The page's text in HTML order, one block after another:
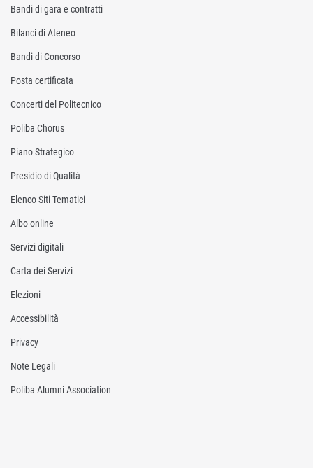
Bandi di gara e contratti
Bilanci di Ateneo
Bandi di Concorso
Posta certificata
Concerti del Politecnico
Poliba Chorus
Piano Strategico
Presidio di Qualità
Elenco Siti Tematici
Albo online
Servizi digitali
Carta dei Servizi
Elezioni
Accessibilità
Privacy
Note Legali
Poliba Alumni Association